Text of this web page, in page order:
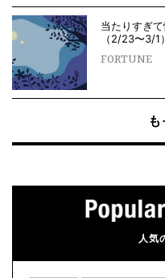
当たりすぎ
（2/23〜3/1
FORTUNE
人気